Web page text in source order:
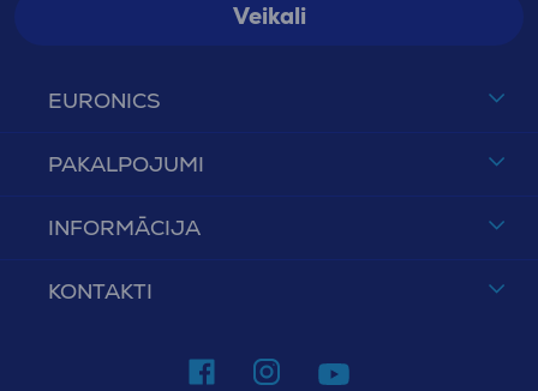
EURONICS
PAKALPOJUMI
INFORMĀCIJA
KONTAKTI
Veikali